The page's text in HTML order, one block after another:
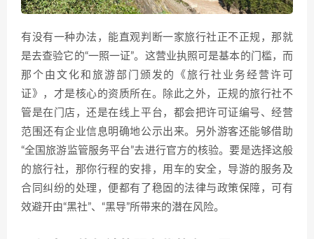
有没有一种办法，能直观判断一家旅行社正不正规，那就
是去查验它的“一照一证”。这营业执照可是基本的门槛，而
那个由文化和旅游部门颁发的《旅行社业务经营许可
证》，才是核心的资质所在。除此之外，正规的旅行社不
管是在门店，还是在线上平台，都会把许可证编号、经营
范围还有企业信息明确地公示出来。另外游客还能够借助
“全国旅游监管服务平台”去进行官方的核验。要是选择这般
的旅行社，那你行程的安排，用车的安全，导游的服务及
合同纠纷的处理，便都有了稳固的法律与政策保障，可有
效避开由“黑社”、“黑导”所带来的潜在风险。